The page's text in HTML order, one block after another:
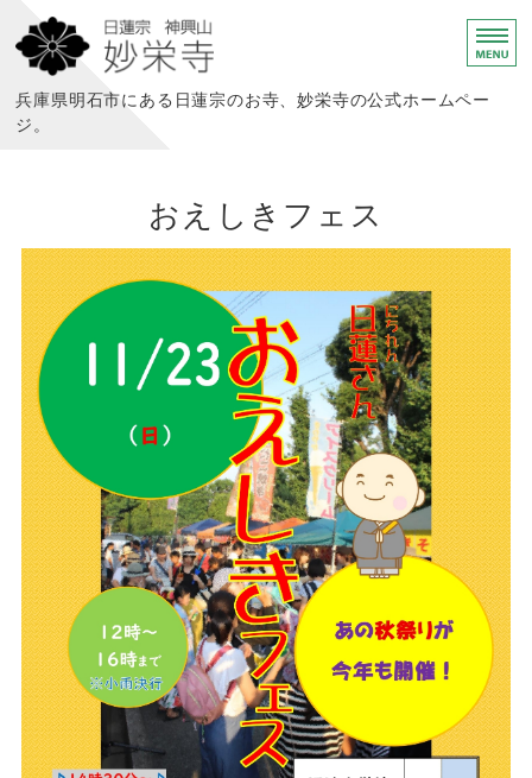
兵庫県明石市にある日蓮宗のお寺、妙栄寺の公式ホームペー
ジ。
あなたが祈る あなたと祈る
様々な供養の形
こんな活動をしています
寺院概要・お問い合わせ
おえしきフェス